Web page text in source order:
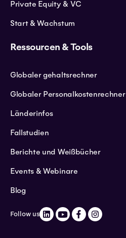
Private Equity & VC
Start & Wachstum
Ressourcen & Tools
Globaler gehaltsrechner
Globaler Personalkostenrechner
Länderinfos
Fallstudien
Berichte und Weißbücher
Events & Webinare
Blog
Follow us